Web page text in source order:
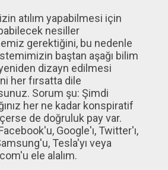
atılım yapabilmesi için
nesiller
gerektiğini, bu nedenle
baştan aşağı bilim
dizayn edilmesi
her fırsatta dile
Sorum şu: Şimdi
her ne kadar konspiratif
de doğruluk pay var.
Google'ı, Twitter'ı,
Tesla'yı veya
ele alalım.